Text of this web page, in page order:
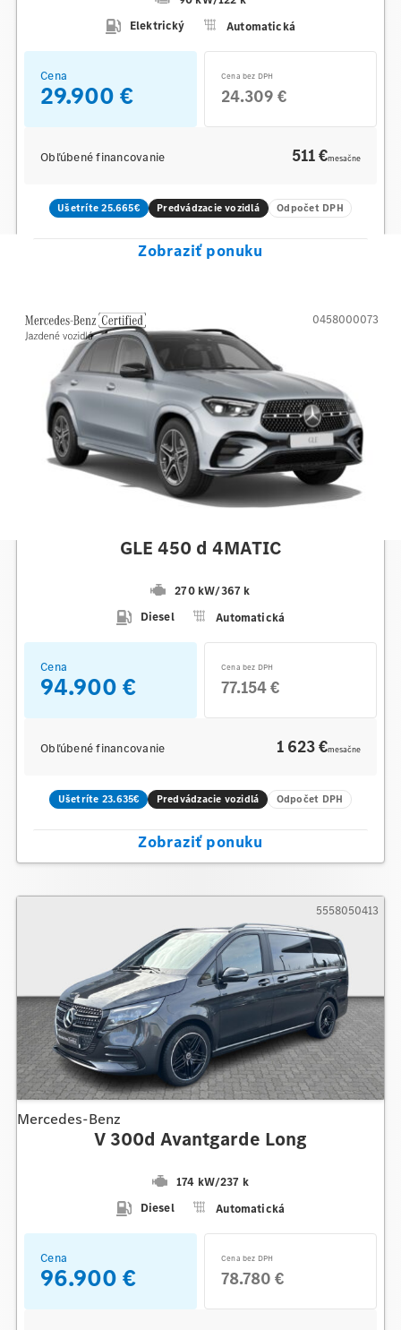
Elektrický
Automatická
Cena
29.900 €
Cena bez DPH
24.309 €
Obľúbené financovanie 511 €mesačne
Ušetríte 25.665€ Predvádzacie vozidlá Odpočet DPH
Zobraziť ponuku
GLE 450 d 4MATIC
270 kW/367 k
Diesel
Automatická
0458000073
Cena
94.900 €
Cena bez DPH
77.154 €
Obľúbené financovanie 1 623 €mesačne
Ušetríte 23.635€ Predvádzacie vozidlá Odpočet DPH
Zobraziť ponuku
Mercedes-Benz
V 300d Avantgarde Long
174 kW/237 k
Diesel
Automatická
5558050413
Cena
96.900 €
Cena bez DPH
78.780 €